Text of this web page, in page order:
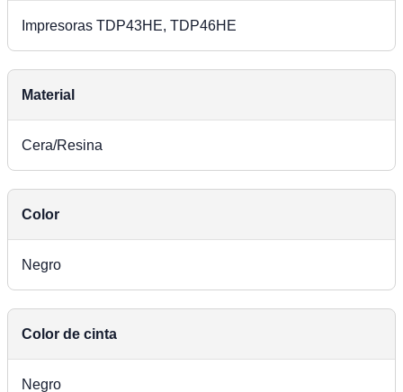
Impresoras TDP43HE, TDP46HE
Material
Cera/Resina
Color
Negro
Color de cinta
Negro